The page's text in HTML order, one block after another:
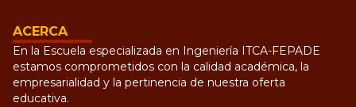
ACERCA
En la Escuela especializada en Ingeniería ITCA-FEPADE
estamos comprometidos con la calidad académica, la
empresarialidad y la pertinencia de nuestra oferta
educativa.